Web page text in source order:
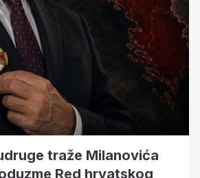
traže Milanovića
Red hrvatskog